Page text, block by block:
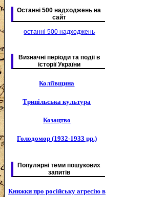
Останні 500 надходжень на
сайт
останні 500 надходжень
Визначні періоди та подіі в
історії України
Коліївщина
Трипільська культура
Козацтво
Голодомор (1932-1933 рр.)
Популярні теми пошукових
запитів
Книжки про російську агресію в